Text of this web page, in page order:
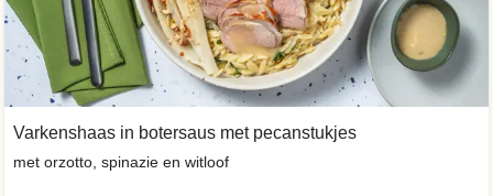
Varkenshaas in botersaus met pecanstukjes
met orzotto, spinazie en witloof